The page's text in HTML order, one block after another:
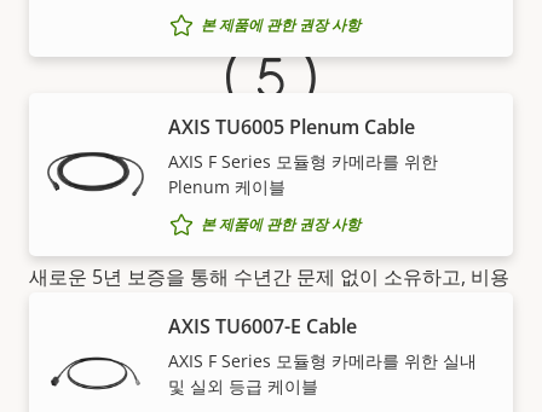
본 제품에 관한 권장 사항
AXIS TU6005 Plenum Cable
AXIS F Series 모듈형 카메라를 위한
Plenum 케이블
본 제품에 관한 권장 사항
AXIS TU6007-E Cable
AXIS F Series 모듈형 카메라를 위한 실내
및 실외 등급 케이블
안심할 수 있는 5년 보증
새로운 5년 보증을 통해 수년간 문제 없이 소유하고, 비용
있지도 않습니다. 당사에서 약속하는 내용이 정확히 여러
분이 얻는 것입니다.